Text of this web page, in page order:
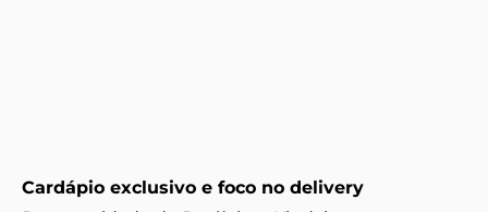
Cardápio exclusivo e foco no delivery